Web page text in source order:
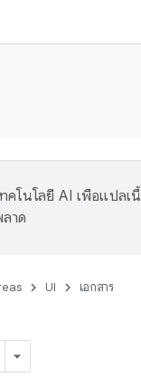
คโนโลยี AI เพื่อแปล
าด
UI เอกสาร